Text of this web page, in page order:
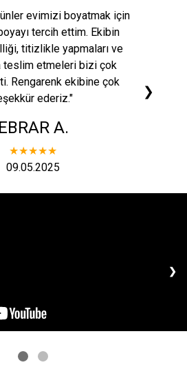
evimizi boyatmak için
tercih ettim. Ekibin
titizlikle yapmaları ve
teslim etmeleri bizi çok
Rengarenk ekibine çok
ederiz."
EBRAR A.
★★★★★
09.05.2025
❯
❯